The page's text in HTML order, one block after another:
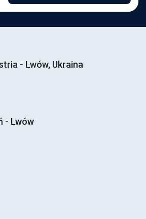
- Lwów, Ukraina
- Lwów